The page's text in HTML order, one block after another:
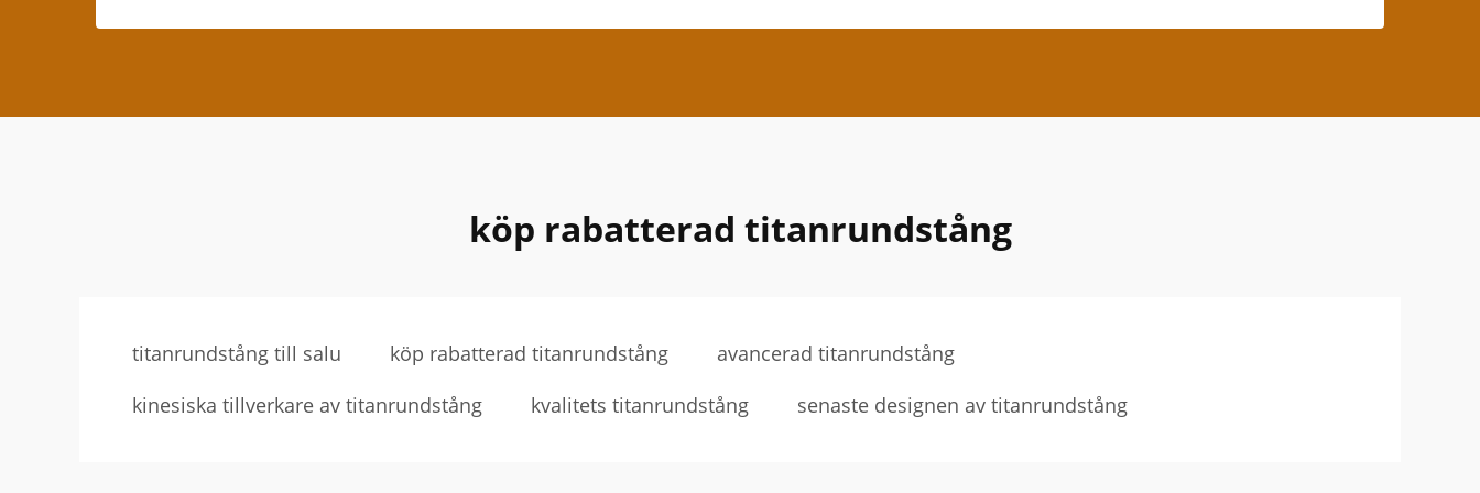
köp rabatterad titanrundstång
titanrundstång till salu köp rabatterad titanrundstång
avancerad titanrundstång
kinesiska tillverkare av titanrundstång
kvalitets titanrundstång senaste designen av titanrundstång